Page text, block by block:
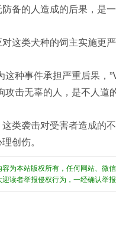
备的人造成的后果，是
这类犬种的饲主实施更严
这种事件承担严重后果，
攻击无辜的人，是不人道
类袭击对受害者造成的
创伤。
容为本站版权所有，任何网站、微
读者举报侵权行为，一经确认举报